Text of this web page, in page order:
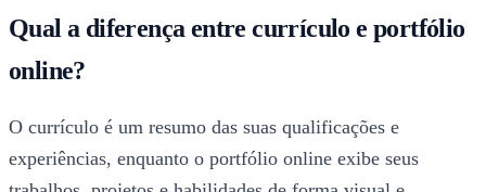
Qual a diferença entre currículo e portfólio
online?
O currículo é um resumo das suas qualificações e
experiências, enquanto o portfólio online exibe seus